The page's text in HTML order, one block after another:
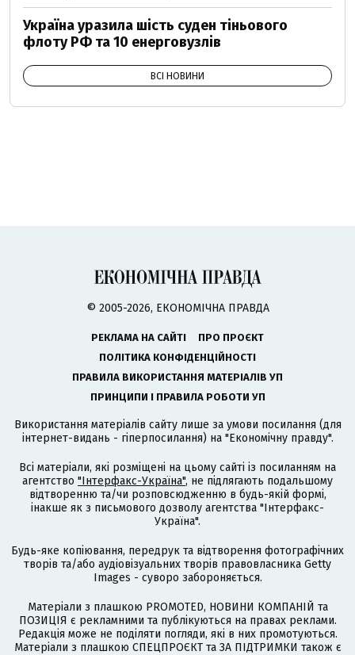
Україна уразила шість суден тіньового
флоту РФ та 10 енерговузлів
ВСІ НОВИНИ
© 2005-2026, ЕКОНОМІЧНА ПРАВДА
РЕКЛАМА НА САЙТІ
ПРО ПРОЄКТ
ПОЛІТИКА КОНФІДЕНЦІЙНОСТІ
ПРАВИЛА ВИКОРИСТАННЯ МАТЕРІАЛІВ УП
ПРИНЦИПИ І ПРАВИЛА РОБОТИ УП
Використання матеріалів сайту лише за умови посилання (для
інтернет-видань - гіперпосилання) на "Економічну правду".
Всі матеріали, які розміщені на цьому сайті із посиланням на
агентство "Інтерфакс-Україна", не підлягають подальшому
відтворенню та/чи розповсюдженню в будь-якій формі,
інакше як з письмового дозволу агентства "Інтерфакс-
Україна".
Будь-яке копіювання, передрук та відтворення фотографічних
творів та/або аудіовізуальних творів правовласника Getty
Images - суворо забороняється.
Матеріали з плашкою PROMOTED, НОВИНИ КОМПАНІЙ та
ПОЗИЦІЯ є рекламними та публікуються на правах реклами.
Редакція може не поділяти погляди, які в них промотуються.
Матеріали з плашкою СПЕЦПРОЄКТ та ЗА ПІДТРИМКИ також є